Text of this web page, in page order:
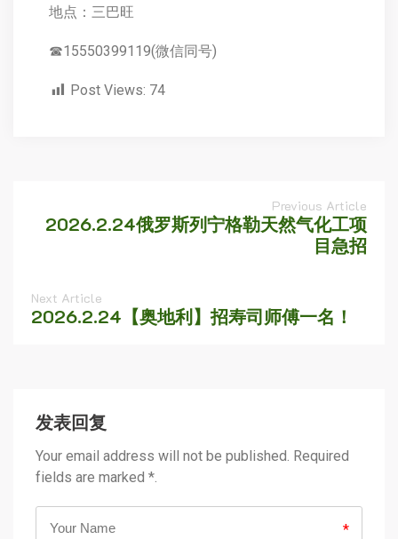
地点：三巴旺
☎15550399119(微信同号)
Post Views: 74
Previous Article
2026.2.24俄罗斯列宁格勒天然气化工项
目急招
Next Article
2026.2.24【奥地利】招寿司师傅一名！
发表回复
Your email address will not be published. Required
fields are marked *.
*